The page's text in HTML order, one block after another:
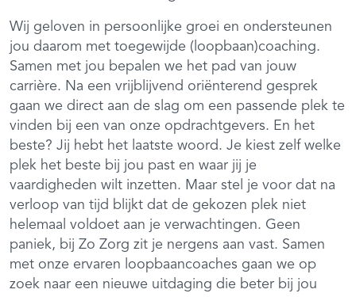
Wij geloven in persoonlijke groei en ondersteunen
jou daarom met toegewijde (loopbaan)coaching.
Samen met jou bepalen we het pad van jouw
carrière. Na een vrijblijvend oriënterend gesprek
gaan we direct aan de slag om een passende plek te
vinden bij een van onze opdrachtgevers. En het
beste? Jij hebt het laatste woord. Je kiest zelf welke
plek het beste bij jou past en waar jij je
vaardigheden wilt inzetten. Maar stel je voor dat na
verloop van tijd blijkt dat de gekozen plek niet
helemaal voldoet aan je verwachtingen. Geen
paniek, bij Zo Zorg zit je nergens aan vast. Samen
met onze ervaren loopbaancoaches gaan we op
zoek naar een nieuwe uitdaging die beter bij jou